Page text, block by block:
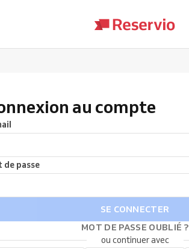
au compte
de passe
SE CONNECTER
MOT DE PASSE OUBLIÉ ?
ou continuer avec